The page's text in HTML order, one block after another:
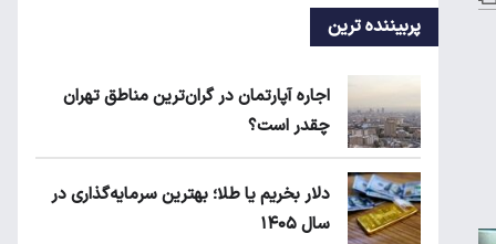
پربیننده ترین
اجاره آپارتمان در گران‌ترین مناطق تهران
چقدر است؟
دلار بخریم یا طلا؛ بهترین سرمایه‌گذاری در
سال ۱۴۰۵